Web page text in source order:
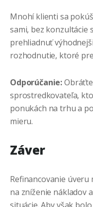
Mnohí klienti sa
sami, bez konzultácie
prehliadnuť
rozhodnutie, ktoré
Odporúčanie:
sprostredkovateľa,
ponukách na trhu a
mieru.
Záver
Refinancovanie
na zníženie nákladov